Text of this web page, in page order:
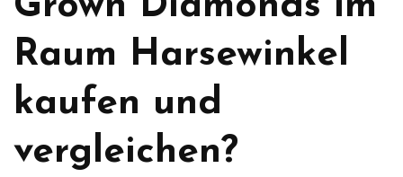
Raum Harsewinkel
kaufen und
vergleichen?